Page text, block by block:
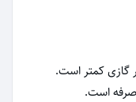
گازی کمتر است.
است.